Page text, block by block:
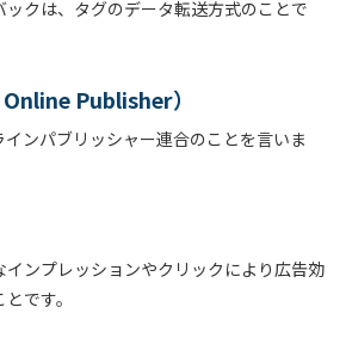
クは、タグのデータ転送方式のことで
Publisher）
ンパブリッシャー連合のことを言いま
ンプレッションやクリックにより広告効
です。